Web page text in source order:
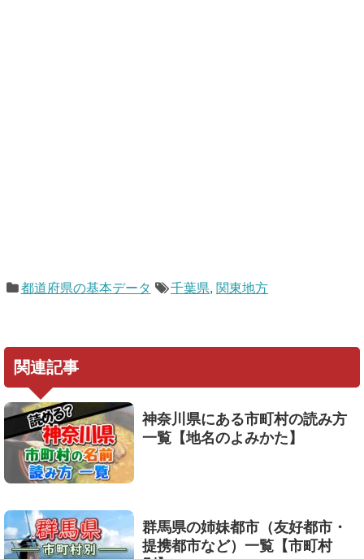
都道府県の基本データ 千葉県, 関東地方
関連記事
神奈川県にある市町村の読み方
一覧【地名のよみかた】
群馬県の姉妹都市（友好都市・
提携都市など）一覧【市町村